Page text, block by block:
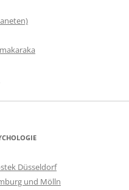
Düsseldorf
und Mölln